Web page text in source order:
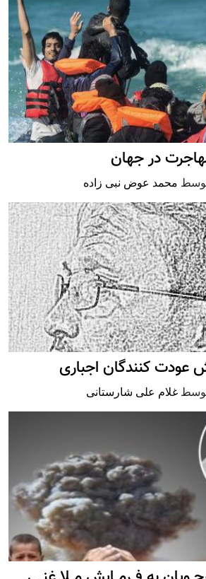
در جهان
محمد عوض نبی زاده
کنندگان اجباری
غلام علی شارستانی